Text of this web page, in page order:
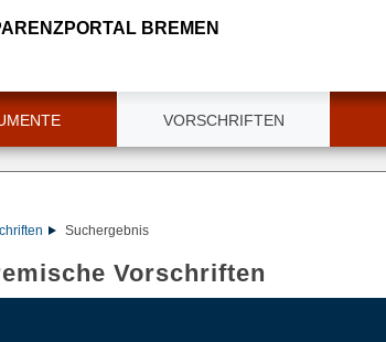
BREMEN
VORSCHRIFTEN
Suchergebnis
Vorschriften